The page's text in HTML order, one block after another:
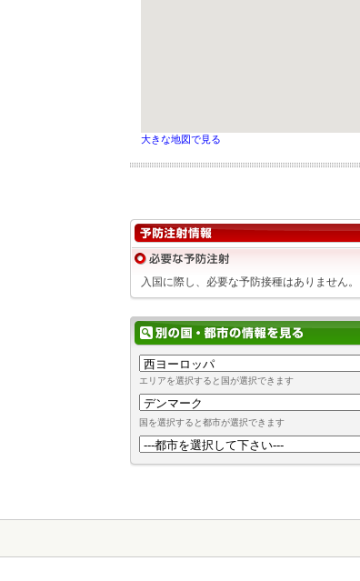
大きな地図で見る
入国に際し、必要な予防接種はありません。
エリアを選択すると国が選択できます
国を選択すると都市が選択できます